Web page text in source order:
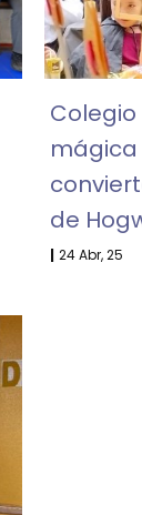
mágica
de
| 24Abr, 25